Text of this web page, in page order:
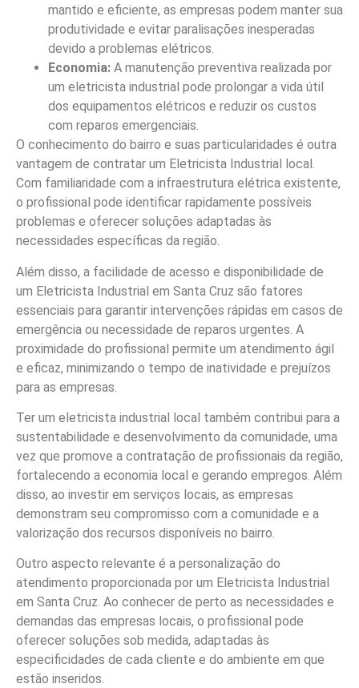
mantido e eficiente, as empresas podem manter sua
produtividade e evitar paralisações inesperadas
devido a problemas elétricos.
Economia: A manutenção preventiva realizada por
um eletricista industrial pode prolongar a vida útil
dos equipamentos elétricos e reduzir os custos
com reparos emergenciais.
O conhecimento do bairro e suas particularidades é outra
vantagem de contratar um Eletricista Industrial local.
Com familiaridade com a infraestrutura elétrica existente,
o profissional pode identificar rapidamente possíveis
problemas e oferecer soluções adaptadas às
necessidades específicas da região.
Além disso, a facilidade de acesso e disponibilidade de
um Eletricista Industrial em Santa Cruz são fatores
essenciais para garantir intervenções rápidas em casos de
emergência ou necessidade de reparos urgentes. A
proximidade do profissional permite um atendimento ágil
e eficaz, minimizando o tempo de inatividade e prejuízos
para as empresas.
Ter um eletricista industrial local também contribui para a
sustentabilidade e desenvolvimento da comunidade, uma
vez que promove a contratação de profissionais da região,
fortalecendo a economia local e gerando empregos. Além
disso, ao investir em serviços locais, as empresas
demonstram seu compromisso com a comunidade e a
valorização dos recursos disponíveis no bairro.
Outro aspecto relevante é a personalização do
atendimento proporcionada por um Eletricista Industrial
em Santa Cruz. Ao conhecer de perto as necessidades e
demandas das empresas locais, o profissional pode
oferecer soluções sob medida, adaptadas às
especificidades de cada cliente e do ambiente em que
estão inseridos.